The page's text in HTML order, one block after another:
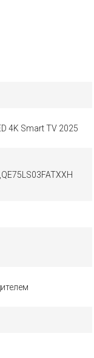
4K Smart TV 2025